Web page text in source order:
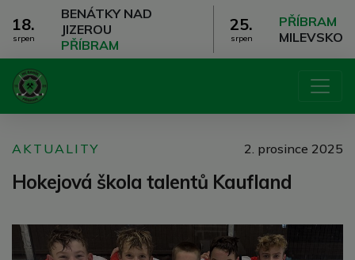
18.
srpen
BENÁTKY NAD
JIZEROU
PŘÍBRAM
25.
srpen
PŘÍBRAM
MILEVSKO
AKTUALITY 2. prosince 2025
Hokejová škola talentů Kaufland